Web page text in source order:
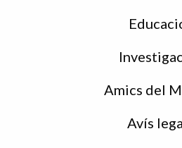
Amics del
Avís